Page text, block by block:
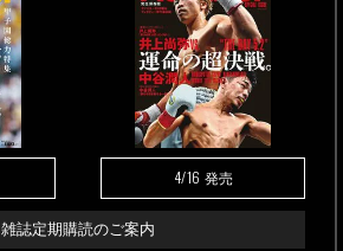
4/16 発売
雑誌定期購読のご案内